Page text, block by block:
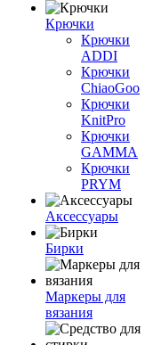
Крючки
Крючки
ADDI
Крючки
ChiaoGoo
Крючки
KnitPro
Крючки
GAMMA
Крючки
PRYM
Аксессуары
Бирки
Маркеры для
вязания